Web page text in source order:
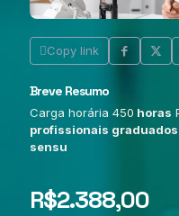
Copy link
Breve Resumo
Carga horária 450 horas
profissionais graduados
sensu
R$2.388,00